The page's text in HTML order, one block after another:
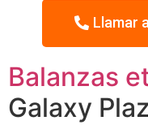
Llamar
Balanzas
Galaxy